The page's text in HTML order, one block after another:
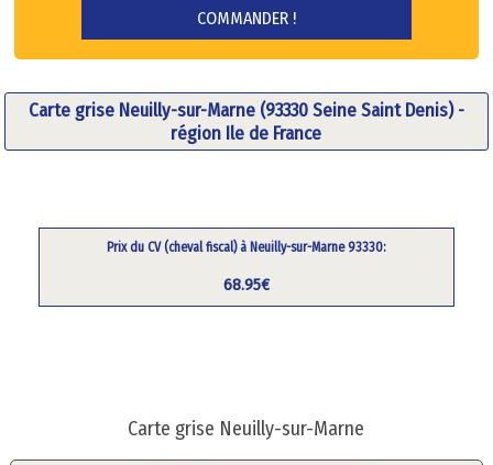
Carte grise Neuilly-sur-Marne (93330 Seine Saint Denis) -
région Ile de France
Prix du CV (cheval fiscal) à Neuilly-sur-Marne 93330:
68.95€
Carte grise Neuilly-sur-Marne